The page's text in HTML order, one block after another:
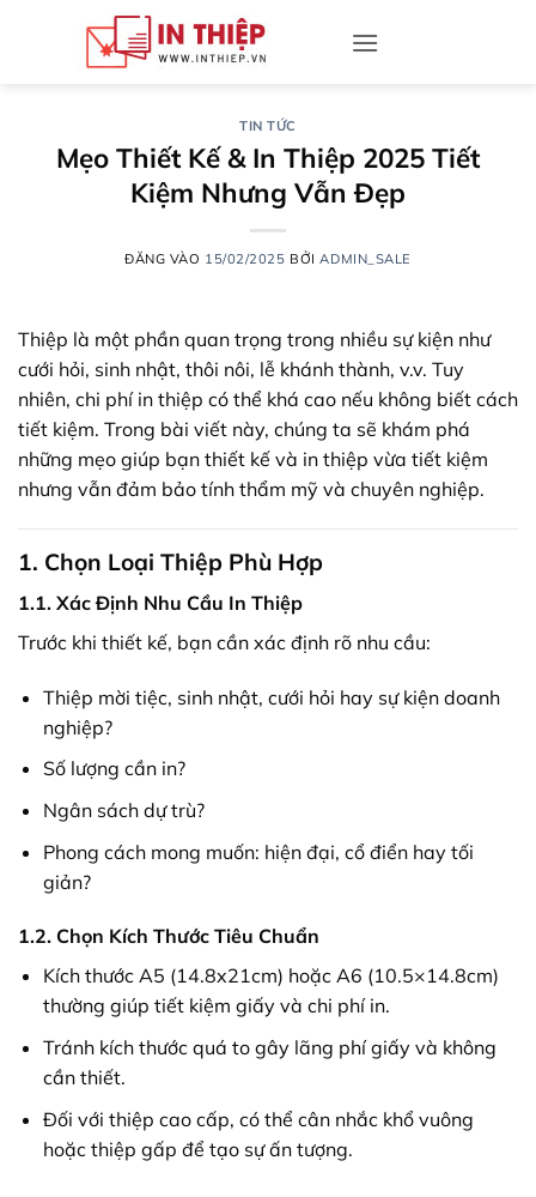
TIN TỨC
Mẹo Thiết Kế & In Thiệp 2025 Tiết
Kiệm Nhưng Vẫn Đẹp
ĐĂNG VÀO 15/02/2025 BỞIADMIN_SALE
Thiệp là một phần quan trọng trong nhiều sự kiện như
cưới hỏi, sinh nhật, thôi nôi, lễ khánh thành, v.v. Tuy
nhiên, chi phí in thiệp có thể khá cao nếu không biết cách
tiết kiệm. Trong bài viết này, chúng ta sẽ khám phá
những mẹo giúp bạn thiết kế và in thiệp vừa tiết kiệm
nhưng vẫn đảm bảo tính thẩm mỹ và chuyên nghiệp.
1. Chọn Loại Thiệp Phù Hợp
1.1. Xác Định Nhu Cầu In Thiệp
Trước khi thiết kế, bạn cần xác định rõ nhu cầu:
Thiệp mời tiệc, sinh nhật, cưới hỏi hay sự kiện doanh
nghiệp?
Số lượng cần in?
Ngân sách dự trù?
Phong cách mong muốn: hiện đại, cổ điển hay tối
giản?
1.2. Chọn Kích Thước Tiêu Chuẩn
Kích thước A5 (14.8x21cm) hoặc A6 (10.5×14.8cm)
thường giúp tiết kiệm giấy và chi phí in.
Tránh kích thước quá to gây lãng phí giấy và không
cần thiết.
Đối với thiệp cao cấp, có thể cân nhắc khổ vuông
hoặc thiệp gấp để tạo sự ấn tượng.